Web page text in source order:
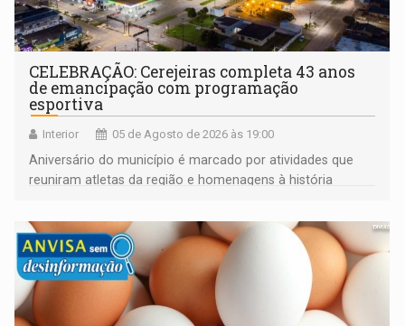
CELEBRAÇÃO: Cerejeiras completa 43 anos
de emancipação com programação
esportiva
Interior 05 de Agosto de 2026 às 19:00
Aniversário do município é marcado por atividades que
reuniram atletas da região e homenagens à história